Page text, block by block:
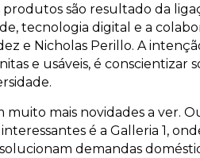
produtos são resultado da
tecnologia digital e a
e Nicholas Perillo. A
e usáveis, é conscientizar
muito mais novidades a ver.
é a Galleria 1,
demandas